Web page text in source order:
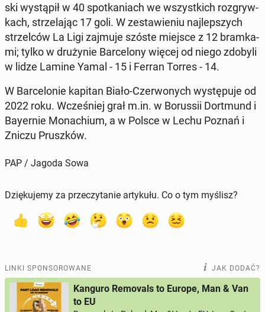
ski wy­stą­pił w 40 spo­tka­niach we wszyst­kich roz­gryw­
kach, strze­la­jąc 17 goli. W ze­sta­wie­niu naj­lep­szych
strzel­ców La Ligi zajmuje szóste miejsce z 12 bram­ka­
mi; tylko w dru­ży­nie Bar­ce­lo­ny więcej od niego zdobyli
w lidze Lamine Yamal - 15 i Ferran Torres - 14.
W Bar­ce­lo­nie kapitan Biało-Czer­wo­nych wy­stę­pu­je od
2022 roku. Wcze­śniej grał m.in. w Bo­rus­sii Do­rt­mund i
Bay­er­nie Mo­na­chium, a w Polsce w Lechu Poznań i
Zniczu Prusz­ków.
PAP / Jagoda Sowa
Dziękujemy za przeczytanie artykułu. Co o tym myślisz?
LINKI SPONSOROWANE JAK DODAĆ?
Kanguro Removals to Europe, Man & Van
to EU